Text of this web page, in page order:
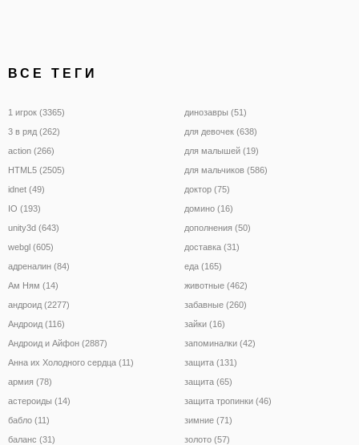
ВСЕ ТЕГИ
1 игрок (3365)
3 в ряд (262)
action (266)
HTML5 (2505)
idnet (49)
IO (193)
unity3d (643)
webgl (605)
адреналин (84)
Ам Ням (14)
андроид (2277)
Андроид (116)
Андроид и Айфон (2887)
Анна их Холодного сердца (11)
армия (78)
астероиды (14)
бабло (11)
баланс (31)
динозавры (51)
для девочек (638)
для малышей (19)
для мальчиков (586)
доктор (75)
домино (16)
дополнения (50)
доставка (31)
еда (165)
животные (462)
забавные (260)
зайки (16)
запоминалки (42)
защита (131)
защита (65)
защита тропинки (46)
зимние (71)
золото (57)